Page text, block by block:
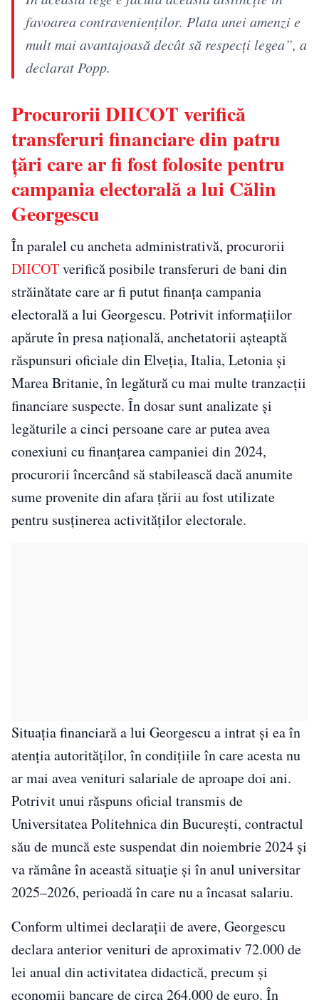
favoarea contravenienților. Plata unei amenzi e
mult mai avantajoasă decât să respecți legea”, a
declarat Popp.
Procurorii DIICOT verifică
transferuri financiare din patru
țări care ar fi fost folosite pentru
campania electorală a lui Călin
Georgescu
În paralel cu ancheta administrativă, procurorii
DIICOTverifică posibile transferuri de bani din
străinătate care ar fi putut finanța campania
electorală a lui Georgescu. Potrivit informațiilor
apărute în presa națională, anchetatorii așteaptă
răspunsuri oficiale din Elveția, Italia, Letonia și
Marea Britanie, în legătură cu mai multe tranzacții
financiare suspecte. În dosar sunt analizate și
legăturile a cinci persoane care ar putea avea
conexiuni cu finanțarea campaniei din 2024,
procurorii încercând să stabilească dacă anumite
sume provenite din afara țării au fost utilizate
pentru susținerea activităților electorale.
Situația financiară a lui Georgescu a intrat și ea în
atenția autorităților, în condițiile în care acesta nu
ar mai avea venituri salariale de aproape doi ani.
Potrivit unui răspuns oficial transmis de
Universitatea Politehnica din București, contractul
său de muncă este suspendat din noiembrie 2024 și
va rămâne în această situație și în anul universitar
2025–2026, perioadă în care nu a încasat salariu.
Conform ultimei declarații de avere, Georgescu
declara anterior venituri de aproximativ 72.000 de
lei anual din activitatea didactică, precum și
economii bancare de circa 264.000 de euro. În